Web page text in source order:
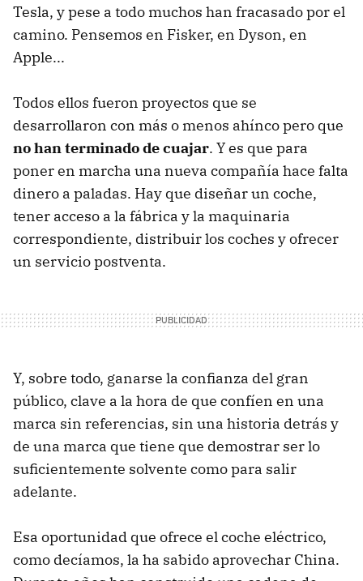
Tesla, y pese a todo muchos han fracasado por el
camino. Pensemos en Fisker, en Dyson, en
Apple...
Todos ellos fueron proyectos que se
desarrollaron con más o menos ahínco pero que
no han terminado de cuajar. Y es que para
poner en marcha una nueva compañía hace falta
dinero a paladas. Hay que diseñar un coche,
tener acceso a la fábrica y la maquinaria
correspondiente, distribuir los coches y ofrecer
un servicio postventa.
Y, sobre todo, ganarse la confianza del gran
público, clave a la hora de que confíen en una
marca sin referencias, sin una historia detrás y
de una marca que tiene que demostrar ser lo
suficientemente solvente como para salir
adelante.
Esa oportunidad que ofrece el coche eléctrico,
como decíamos, la ha sabido aprovechar China.